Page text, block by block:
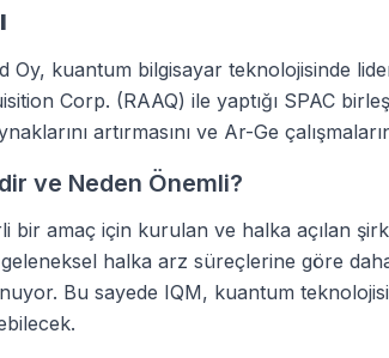
Oy, kuantum bilgisayar teknolojisinde
Corp. (RAAQ) ile yaptığı SPAC
artırmasını ve Ar-Ge
ve Neden Önemli?
bir amaç için kurulan ve halka açılan
halka arz süreçlerine göre
Bu sayede IQM, kuantum